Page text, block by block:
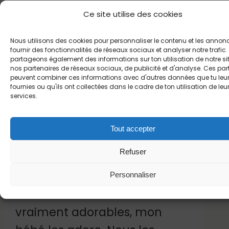
Ce site utilise des cookies
Nous utilisons des cookies pour personnaliser le contenu et les
fournir des fonctionnalités de réseaux sociaux et analyser notre trafic.
partageons également des informations sur ton utilisation de notre
nos partenaires de réseaux sociaux, de publicité et d'analyse. Ces
peuvent combiner ces informations avec d'autres données que tu
fournies ou qu'ils ont collectées dans le cadre de ton utilisation de
services.
Tout accepter
Refuser
Personnaliser
5 ★ (13)
4 ★ (4)
3 ★ (2)
2 ★ (1)
Trier :
Les plus pertinents
Les plus récents
★★★★★
Franziska4
ACHETEUR
Traduit
vraiment adorables, mon